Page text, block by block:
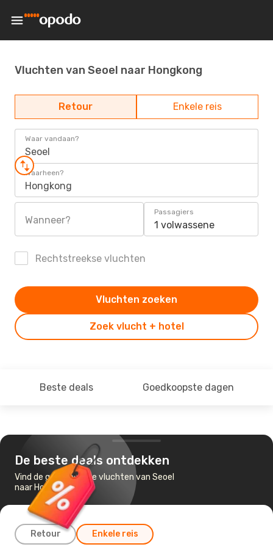
Vluchten van Seoel naar Hongkong
Retour Enkele reis
Waar vandaan?
Seoel
Waarheen?
Hongkong
Wanneer?
Passagiers
1 volwassene
Rechtstreekse vluchten
Zoek vlucht + hotel
Vluchten zoeken
Beste deals Goedkoopste dagen
De beste deals ontdekken
Vind de goedkoopste vluchten van Seoel
naar Hongkong
Retour Enkele reis